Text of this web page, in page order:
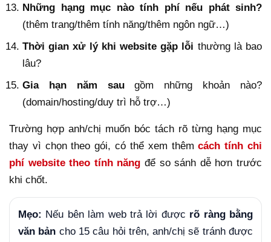
Những hạng mục nào tính phí nếu phát sinh?
(thêm trang/thêm tính năng/thêm ngôn ngữ…)
Thời gian xử lý khi website gặp lỗi thường là bao
lâu?
Gia hạn năm saugồm những khoản nào?
(domain/hosting/duy trì hỗ trợ…)
Trường hợp anh/chị muốn bóc tách rõ từng hạng mục
thay vì chọn theo gói, có thể xem thêmcách tính chi
phí website theo tính năng để so sánh dễ hơn trước
khi chốt.
Mẹo: Nếu bên làm web trả lời được rõ ràng bằng
văn bản cho 15 câu hỏi trên, anh/chị sẽ tránh được